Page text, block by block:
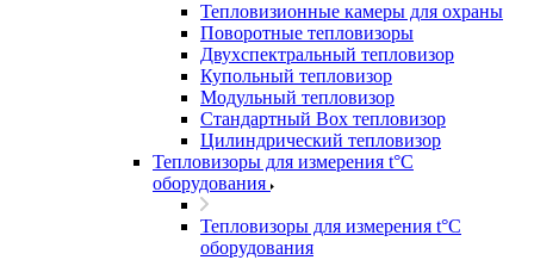
Тепловизионные камеры для охраны
Поворотные тепловизоры
Двухспектральный тепловизор
Купольный тепловизор
Модульный тепловизор
Стандартный Box тепловизор
Цилиндрический тепловизор
Тепловизоры для измерения t°С
оборудования
Тепловизоры для измерения t°С
оборудования